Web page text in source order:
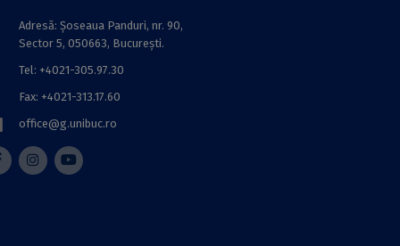
Adresă: Șoseaua Panduri, nr. 90,
Sector 5, 050663, Bucureşti.
Tel: +4021-305.97.30
Fax: +4021-313.17.60
office@g.unibuc.ro